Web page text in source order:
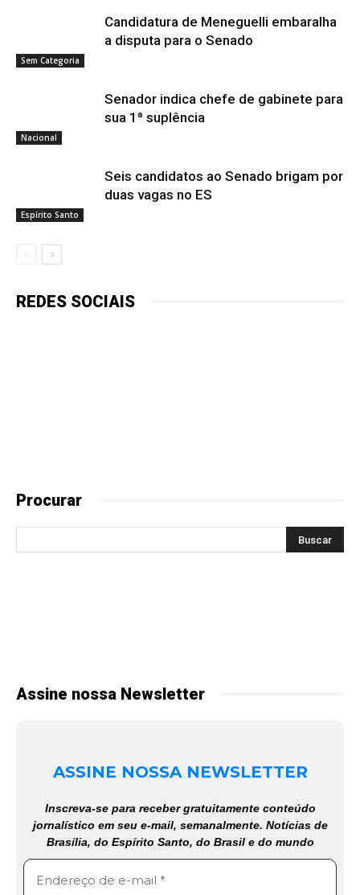
Sem Categoria
Candidatura de Meneguelli embaralha
a disputa para o Senado
Nacional
Senador indica chefe de gabinete para
sua 1ª suplência
Espírito Santo
Seis candidatos ao Senado brigam por
duas vagas no ES
REDES SOCIAIS
Procurar
Assine nossa Newsletter
ASSINE NOSSA NEWSLETTER
Inscreva-se para receber gratuitamente conteúdo
jornalístico em seu e-mail, semanalmente. Notícias de
Brasília, do Espírito Santo, do Brasil e do mundo